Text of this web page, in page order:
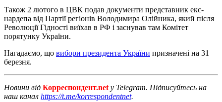
Також 2 лютого в ЦВК подав документи представник екс-
нардепа від Партії регіонів Володимира Олійника, який після
Революції Гідності виїхав в РФ і заснував там Комітет
порятунку України.
Нагадаємо, що вибори президента України призначені на 31
березня.
Новини від Корреспондент.net у Telegram. Підписуйтесь на
наш канал https://t.me/korrespondentnet.